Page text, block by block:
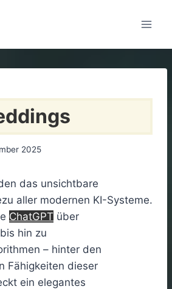
2025
das unsichtbare
aller modernen KI-Systeme.
ChatGPT über
hin zu
– hinter den
Fähigkeiten dieser
ein elegantes